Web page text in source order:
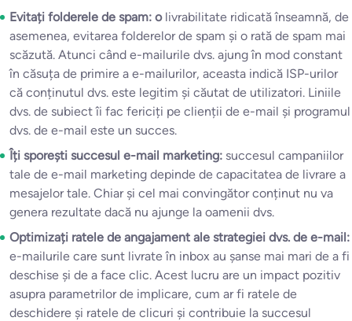
Evitați folderele de spam: olivrabilitate ridicată înseamnă, de
asemenea, evitarea folderelor de spam și o rată de spam mai
scăzută. Atunci când e-mailurile dvs. ajung în mod constant
în căsuța de primire a e-mailurilor, aceasta indică ISP-urilor
că conținutul dvs. este legitim și căutat de utilizatori. Liniile
dvs. de subiect îi fac fericiți pe clienții de e-mail și programul
dvs. de e-mail este un succes.
Îți sporești succesul e-mail marketing: succesul campaniilor
tale de e-mail marketing depinde de capacitatea de livrare a
mesajelor tale. Chiar și cel mai convingător conținut nu va
genera rezultate dacă nu ajunge la oamenii dvs.
Optimizați ratele de angajament ale strategiei dvs. de e-mail:
e-mailurile care sunt livrate în inbox au șanse mai mari de a fi
deschise și de a face clic. Acest lucru are un impact pozitiv
asupra parametrilor de implicare, cum ar fi ratele de
deschidere și ratele de clicuri și contribuie la succesul